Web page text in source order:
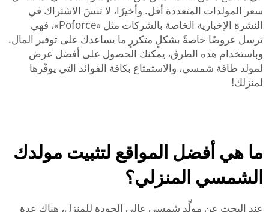
سعر المولدات المتعددة أقل. وأخيرًا، لا تنسَ الاشتراك في
النشرة الإخبارية الخاصة بالشركات مثل «Poforce»، فهي
ترسل عروضًا خاصةً بشكلٍ متكررٍ ما يساعدك على توفير المال.
وباستخدام هذه الطرق، يمكنك الحصول على أفضل عرض
لمولد طاقة شمسي، والاستمتاع بكافة الفوائد التي يوفّرها
لمنزلك!
ما هي أفضل المواقع لتثبيت مولدك
الشمسي المنزلي؟
عند البحث عن مولِّد شمسي عالي الجودة للمنزل، هناك عدة